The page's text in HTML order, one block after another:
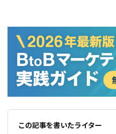
この記事を書いたライター